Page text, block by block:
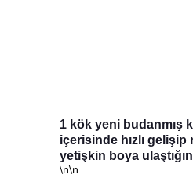
1 kök yeni budanmış
içerisinde hızlı
yetişkin boya
\n\n